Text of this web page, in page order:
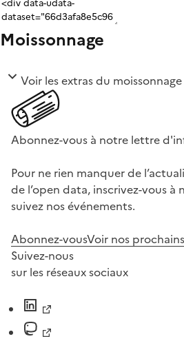
Moissonnage
Voir les extras du moissonnage
Abonnez-vous à notre lettre
Pour ne rien manquer de
de l’open data, inscrivez-vous
suivez nos événements.
Abonnez-vousVoir nos
Suivez-nous
sur les réseaux sociaux